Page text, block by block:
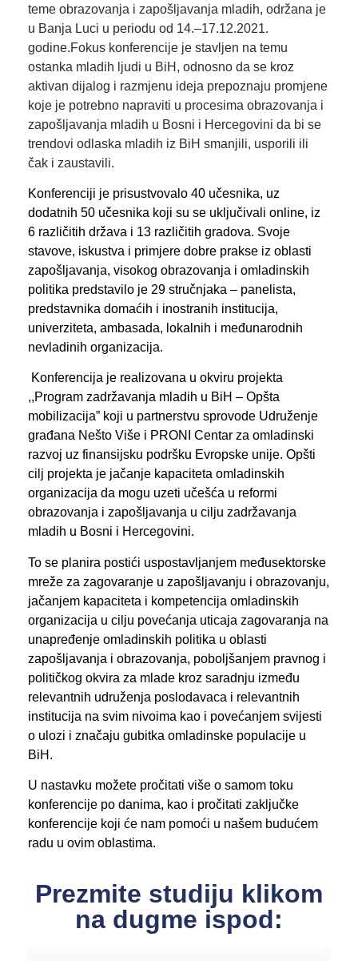
teme obrazovanja i zapošljavanja mladih, održana je
u Banja Luci u periodu od 14.–17.12.2021.
godine.Fokus konferencije je stavljen na temu
ostanka mladih ljudi u BiH, odnosno da se kroz
aktivan dijalog i razmjenu ideja prepoznaju promjene
koje je potrebno napraviti u procesima obrazovanja i
zapošljavanja mladih u Bosni i Hercegovini da bi se
trendovi odlaska mladih iz BiH smanjili, usporili ili
čak i zaustavili.
Konferenciji je prisustvovalo 40 učesnika, uz
dodatnih 50 učesnika koji su se uključivali online, iz
6 različitih država i 13 različitih gradova. Svoje
stavove, iskustva i primjere dobre prakse iz oblasti
zapošljavanja, visokog obrazovanja i omladinskih
politika predstavilo je 29 stručnjaka – panelista,
predstavnika domaćih i inostranih institucija,
univerziteta, ambasada, lokalnih i međunarodnih
nevladinih organizacija.
Konferencija je realizovana u okviru projekta
,,Program zadržavanja mladih u BiH – Opšta
mobilizacija” koji u partnerstvu sprovode Udruženje
građana Nešto Više i PRONI Centar za omladinski
razvoj uz finansijsku podršku Evropske unije. Opšti
cilj projekta je jačanje kapaciteta omladinskih
organizacija da mogu uzeti učešća u reformi
obrazovanja i zapošljavanja u cilju zadržavanja
mladih u Bosni i Hercegovini.
To se planira postići uspostavljanjem međusektorske
mreže za zagovaranje u zapošljavanju i obrazovanju,
jačanjem kapaciteta i kompetencija omladinskih
organizacija u cilju povećanja uticaja zagovaranja na
unapređenje omladinskih politika u oblasti
zapošljavanja i obrazovanja, poboljšanjem pravnog i
političkog okvira za mlade kroz saradnju između
relevantnih udruženja poslodavaca i relevantnih
institucija na svim nivoima kao i povećanjem svijesti
o ulozi i značaju gubitka omladinske populacije u
BiH.
U nastavku možete pročitati više o samom toku
konferencije po danima, kao i pročitati zaključke
konferencije koji će nam pomoći u našem budućem
radu u ovim oblastima.
Prezmite studiju klikom
na dugme ispod: